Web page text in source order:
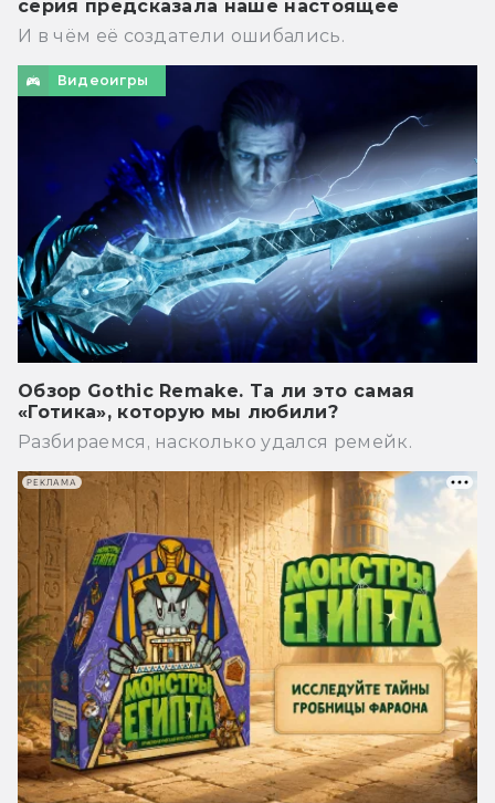
серия предсказала наше настоящее
И в чём её создатели ошибались.
Видеоигры
Обзор Gothic Remake. Та ли это самая
«Готика», которую мы любили?
Разбираемся, насколько удался ремейк.
РЕКЛАМА